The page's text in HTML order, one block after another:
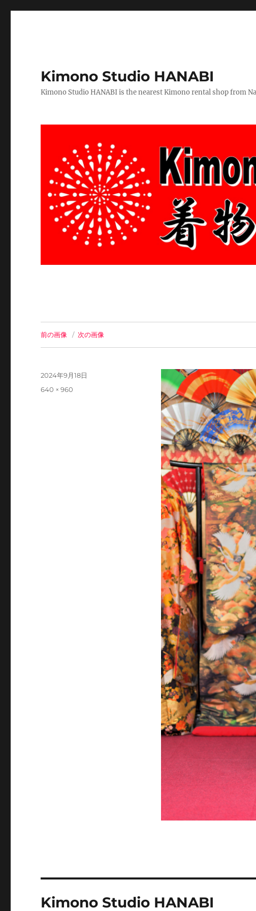
Kimono Studio HANABI
Kimono Studio HANABI is the nearest Kimono rental shop from
前の画像 次の画像
投
2024年9月18日
フ
640 × 960
Kimono Studio HANABI